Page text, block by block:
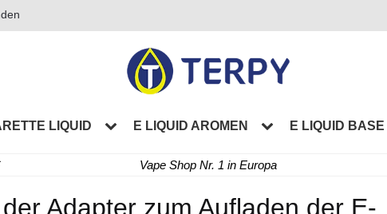
LIQUID E LIQUID AROMEN E LIQUID BASE
Vape Shop Nr. 1 in Europa
Adapter zum Aufladen der E-